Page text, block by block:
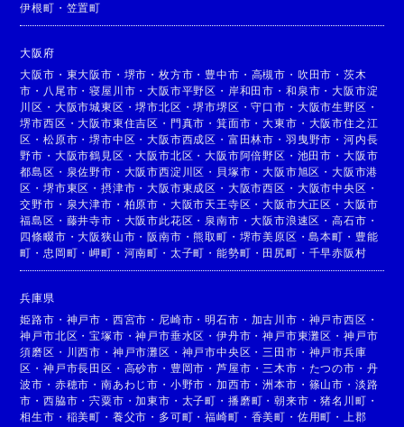
伊根町 ・ 笠置町
大阪府
大阪市 ・ 東大阪市 ・ 堺市 ・枚方市 ・ 豊中市 ・ 高槻市 ・ 吹田市 ・ 茨木
市 ・ 八尾市 ・寝屋川市 ・大阪市平野区 ・ 岸和田市 ・ 和泉市 ・大阪市淀
川区 ・ 大阪市城東区 ・堺市北区 ・堺市堺区 ・守口市 ・ 大阪市生野区 ・
堺市西区 ・大阪市東住吉区 ・ 門真市 ・箕面市 ・大東市 ・ 大阪市住之江
区 ・松原市 ・堺市中区 ・大阪市西成区 ・ 富田林市 ・ 羽曳野市 ・ 河内長
野市 ・ 大阪市鶴見区 ・大阪市北区 ・大阪市阿倍野区 ・ 池田市 ・ 大阪市
都島区 ・ 泉佐野市 ・ 大阪市西淀川区 ・ 貝塚市 ・大阪市旭区 ・大阪市港
区 ・堺市東区 ・摂津市 ・大阪市東成区 ・ 大阪市西区 ・ 大阪市中央区 ・
交野市 ・ 泉大津市 ・ 柏原市 ・ 大阪市天王寺区 ・大阪市大正区 ・ 大阪市
福島区 ・ 藤井寺市 ・ 大阪市此花区 ・ 泉南市 ・大阪市浪速区 ・高石市 ・
四條畷市 ・大阪狭山市 ・阪南市 ・熊取町 ・ 堺市美原区 ・島本町 ・ 豊能
町 ・ 忠岡町 ・岬町 ・ 河南町 ・ 太子町 ・能勢町 ・ 田尻町 ・ 千早赤阪村
兵庫県
姫路市 ・ 神戸市 ・ 西宮市 ・ 尼崎市 ・明石市 ・ 加古川市 ・ 神戸市西区 ・
神戸市北区 ・宝塚市 ・神戸市垂水区 ・伊丹市 ・神戸市東灘区 ・ 神戸市
須磨区 ・ 川西市 ・ 神戸市灘区 ・ 神戸市中央区 ・ 三田市 ・ 神戸市兵庫
区 ・神戸市長田区 ・ 高砂市 ・ 豊岡市 ・芦屋市 ・ 三木市 ・ たつの市 ・ 丹
波市 ・ 赤穂市 ・南あわじ市 ・ 小野市 ・加西市 ・洲本市 ・ 篠山市 ・ 淡路
市 ・西脇市 ・宍粟市 ・加東市 ・ 太子町 ・ 播磨町 ・朝来市 ・猪名川町 ・
相生市 ・ 稲美町 ・ 養父市 ・ 多可町 ・福崎町 ・ 香美町 ・ 佐用町 ・
上郡